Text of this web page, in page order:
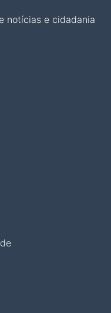
notícias e cidadania